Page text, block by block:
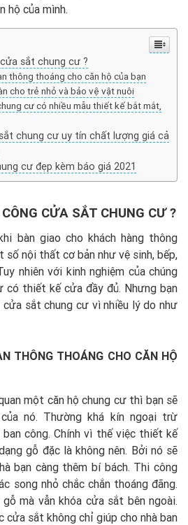
hộ của mình.
sắt chung cư ?
thông thoáng cho căn hộ của bạn
cho trẻ nhỏ và bảo vệ vật nuôi
cư có nhiều mẫu thiết kế bắt mắt,
chung cư uy tín chất lượng giá cả
cư đẹp kèm báo giá 2021
CỬA SẮT CHUNG CƯ ?
bàn giao cho khách hàng thông
nội thất cơ bản như vệ sinh, bếp,
nhiên với kinh nghiệm của chúng
có thiết kế cửa đầy đủ. Nhưng bạn
cửa sắt chung cư vì nhiều lý do như
THÔNG THOÁNG CHO CĂN HỘ
một căn hộ chung cư thì bạn sẽ
nó. Thường khá kín ngoại trừ
công. Chính vì thế việc thiết kế
gỗ đặc là không nên. Bởi nó sẽ
bạn càng thêm bí bách. Thi công
song nhỏ chắc chắn thoáng đãng.
mà vẫn khóa cửa sắt bên ngoài.
cửa sắt không chỉ giúp cho nhà ban